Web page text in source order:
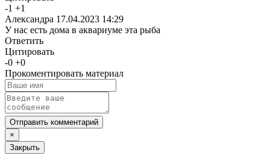
-1 +1
Александра 17.04.2023 14:29
У нас есть дома в аквариуме эта рыба
Ответить
Цитировать
-0 +0
Прокоментировать материал
Отправить комментарий
×
Закрыть